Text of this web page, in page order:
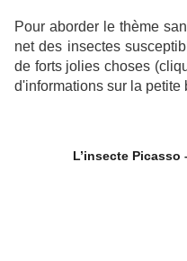
Pour aborder le thème
net des insectes
de forts jolies choses
d'informations sur la petite
L’insecte